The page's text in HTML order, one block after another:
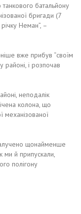
батальйону
бригади (7
Неман”, –
вже прибув “своїм
районі, і розпочав
неподалік
колона, що
щонайменше
ми й припускали,
полігону